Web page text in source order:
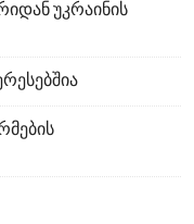
უკრაინის